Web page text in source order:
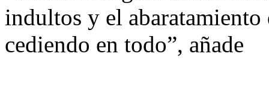
indultos y el abaratamiento
cediendo en todo”, añade